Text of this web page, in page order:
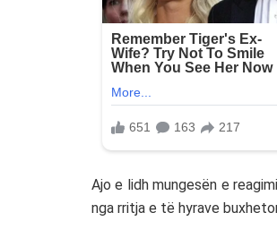
Ajo e lidh mungesën e
nga rritja e të hyrave